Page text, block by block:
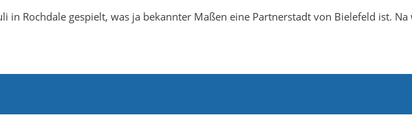
in Rochdale gespielt, was ja bekannter Maßen eine Partnerstadt von Bielefeld ist. Na